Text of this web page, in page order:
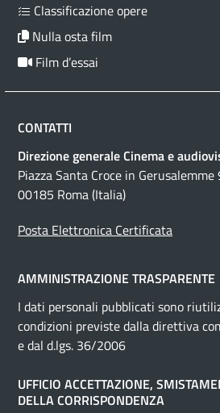
Classificazione opere
Nulla osta film
Film d’essai
CONTATTI
Direzione generale Cinema e
Piazza Santa Croce in
00185 Roma (Italia)
Posta Elettronica Certificata
AMMINISTRAZIONE TRASPARENTE
I dati personali pubblicati sono
condizioni previste dalla direttiva
e dal d.lgs. 36/2006
UFFICIO ACCETTAZIONE,
DELLA CORRISPONDENZA